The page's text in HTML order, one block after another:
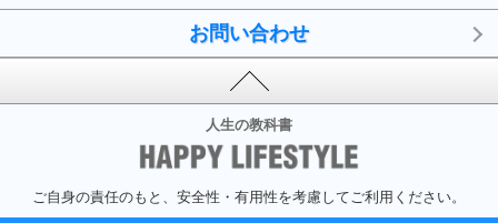
お問い合わせ
人生の教科書
ご自身の責任のもと、安全性・有用性を考慮してご利用ください。